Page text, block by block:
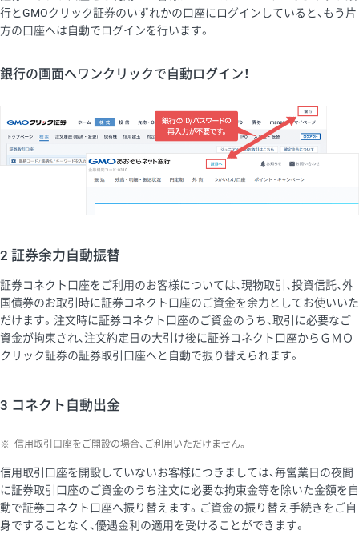
行とGMOクリック証券のいずれかの口座にログインしていると、もう片
方の口座へは自動でログインを行います。
銀行の画面へワンクリックで自動ログイン！
2 証券余力自動振替
証券コネクト口座をご利用のお客様については、現物取引、投資信託、外
国債券のお取引時に証券コネクト口座のご資金を余力としてお使いいた
だけます。注文時に証券コネクト口座のご資金のうち、取引に必要なご
資金が拘束され、注文約定日の大引け後に証券コネクト口座からＧＭＯ
クリック証券の証券取引口座へと自動で振り替えられます。
3 コネクト自動出金
※ 信用取引口座をご開設の場合、ご利用いただけません。
信用取引口座を開設していないお客様につきましては、毎営業日の夜間
に証券取引口座のご資金のうち注文に必要な拘束金等を除いた金額を自
動で証券コネクト口座へ振り替えます。ご資金の振り替え手続きをご自
身ですることなく、優遇金利の適用を受けることができます。